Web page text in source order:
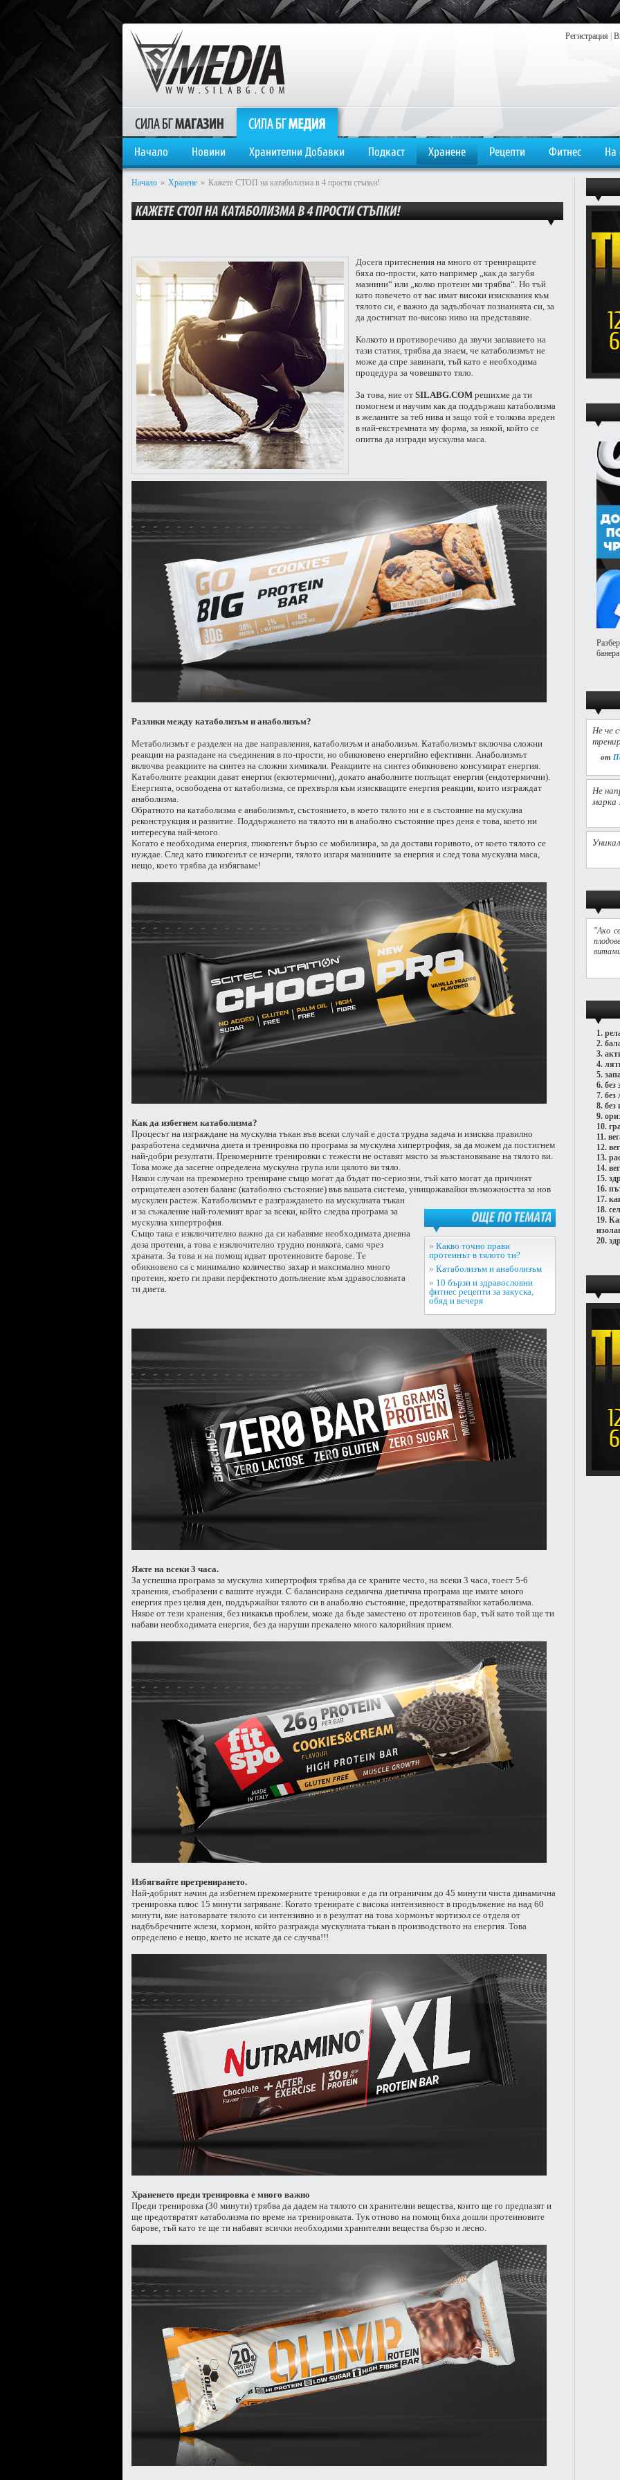
Регистрация
Начало Новини Хранителни Добавки Подкаст Хранене Рецепти Фитнес На
Начало » Хранене » Кажете СТОП на катаболизма в 4 прости стъпки!
Досега притеснения на много от трениращите
бяха по-прости, като например „как да загубя
мазнини“ или „колко протеин ми трябва“. Но тъй
като повечето от вас имат високи изисквания към
тялото си, е важно да задълбочат познанията си, за
да достигнат по-високо ниво на представяне.
Колкото и противоречиво да звучи заглавието на
тази статия, трябва да знаем, че катаболизмът не
може да спре завинаги, тъй като е необходима
процедура за човешкото тяло.
За това, ние от SILABG.COM решихме да ти
помогнем и научим как да поддържаш катаболизма
в желаните за теб нива и защо той е толкова вреден
в най-екстремната му форма, за някой, който се
опитва да изгради мускулна маса.
Разлики между катаболизъм и анаболизъм?
Метаболизмът е разделен на две направления, катаболизъм и анаболизъм. Катаболизмът включва сложни
реакции на разпадане на съединения в по-прости, но обикновено енергийно ефективни. Анаболизмът
включва реакциите на синтез на сложни химикали. Реакциите на синтез обикновено консумират енергия.
Катаболните реакции дават енергия (екзотермични), докато анаболните поглъщат енергия (ендотермични).
Енергията, освободена от катаболизма, се прехвърля към изискващите енергия реакции, които изграждат
анаболизма.
Обратното на катаболизма е анаболизмът, състоянието, в което тялото ни е в състояние на мускулна
реконструкция и развитие. Поддържането на тялото ни в анаболно състояние през деня е това, което ни
интересува най-много.
Когато е необходима енергия, гликогенът бързо се мобилизира, за да достави горивото, от което тялото се
нуждае. След като гликогенът се изчерпи, тялото изгаря мазнините за енергия и след това мускулна маса,
нещо, което трябва да избягваме!
Как да избегнем катаболизма?
Процесът на изграждане на мускулна тъкан във всеки случай е доста трудна задача и изисква правилно
разработена седмична диета и тренировка по програма за мускулна хипертрофия, за да можем да постигнем
най-добри резултати. Прекомерните тренировки с тежести не оставят място за възстановяване на тялото ви.
Това може да засегне определена мускулна група или цялото ви тяло.
Някои случаи на прекомерно трениране също могат да бъдат по-сериозни, тъй като могат да причинят
отрицателен азотен баланс (катаболно състояние) във вашата система, унищожавайки възможността за нов
мускулен растеж.
» Какво точно прави
протеинът в тялото ти?
» Катаболизъм и анаболизъм
» 10 бързи и здравословни
фитнес рецепти за закуска,
обяд и вечеря
Катаболизмът е разграждането на мускулната тъкан
и за съжаление най-големият враг за всеки, който следва програма за
мускулна хипертрофия.
Също така е изключително важно да си набавяме необходимата дневна
доза протеин, а това е изключително трудно понякога, само чрез
храната. За това и на помощ идват протеиновите барове. Те
обикновено са с минимално количество захар и максимално много
протеин, което ги прави перфектното допълнение към здравословната
ти диета.
Яжте на всеки 3 часа.
За успешна програма за мускулна хипертрофия трябва да се храните често, на всеки 3 часа, тоест 5-6
хранения, съобразени с вашите нужди. С балансирана седмична диетична програма ще имате много
енергия през целия ден, поддържайки тялото си в анаболно състояние, предотвратявайки катаболизма.
Някое от тези хранения, без никакъв проблем, може да бъде заместено от протеинов бар, тъй като той ще ти
набави необходимата енергия, без да наруши прекалено много калорийния прием.
Избягвайте претренирането.
Най-добрият начин да избегнем прекомерните тренировки е да ги ограничим до 45 минути чиста динамична
тренировка плюс 15 минути загряване. Когато тренирате с висока интензивност в продължение на над 60
минути, вие натоварвате тялото си интензивно и в резултат на това хормонът кортизол се отделя от
надбъбречните жлези, хормон, който разгражда мускулната тъкан в производството на енергия. Това
определено е нещо, което не искате да се случва!!!
Храненето преди тренировка е много важно
Преди тренировка (30 минути) трябва да дадем на тялото си хранителни вещества, които ще го предпазят и
ще предотвратят катаболизма по време на тренировката. Тук отново на помощ биха дошли протеиновите
барове, тъй като те ще ти набавят всички необходими хранителни вещества бързо и лесно.
банера
Не че
от
Не
марка
"Ако
1.
2.
3.
4.
5.
6. без
7. без
8. без
9.
10.
11.
12.
13.
14.
15.
16.
17.
18.
19.
20.